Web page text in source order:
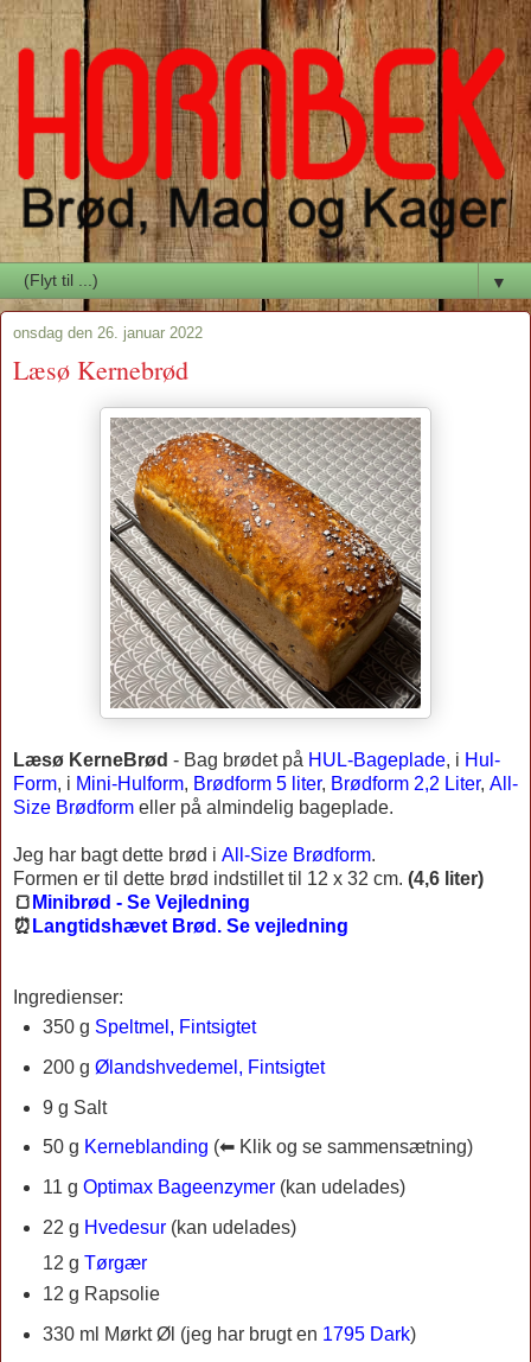
▼
onsdag den 26. januar 2022
Læsø Kernebrød
Læsø KerneBrød - Bag brødet på HUL-Bageplade, i Hul-
Form, i Mini-Hulform, Brødform 5 liter, Brødform 2,2 Liter, All-
Size Brødform eller på almindelig bageplade.
Jeg har bagt dette brød i All-Size Brødform.
Formen er til dette brød indstillet til 12 x 32 cm. (4,6 liter)
🍞 Minibrød - Se Vejledning
⏰ Langtidshævet Brød. Se vejledning
Ingredienser:
350 g Speltmel, Fintsigtet
200 g Ølandshvedemel, Fintsigtet
9 g Salt
50 g Kerneblanding (⬅ Klik og se sammensætning)
11 g Optimax Bageenzymer(kan udelades)
22 g Hvedesur(kan udelades)
12 g Tørgær
12 g Rapsolie
330 ml Mørkt Øl (jeg har brugt en 1795 Dark)